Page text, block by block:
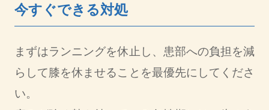
今すぐできる対処
まずはランニングを休止し、患部への負担を減
らして膝を休ませることを最優先にしてくださ
い。